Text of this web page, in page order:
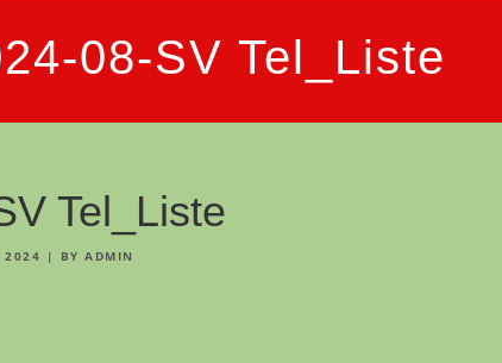
08-SV Tel_Liste
Tel_Liste
2024 | BY ADMIN